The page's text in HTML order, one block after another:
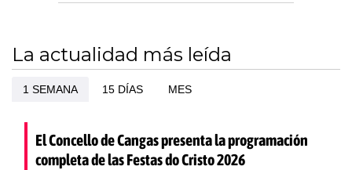
La actualidad más leída
1 SEMANA 15 DÍAS MES
El Concello de Cangas presenta la programación
completa de las Festas do Cristo 2026